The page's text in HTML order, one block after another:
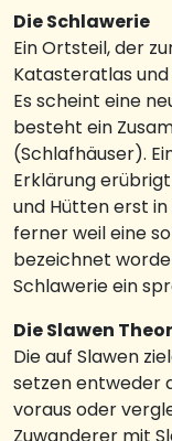
Die Schlawerie
Ein Ortsteil, der
Katasteratlas
Es scheint eine
besteht ein
(Schlafhäuser).
Erklärung
und Hütten erst
ferner weil eine
bezeichnet
Schlawerie ein
Die Slawen
Die auf Slawen
setzen entweder
voraus oder